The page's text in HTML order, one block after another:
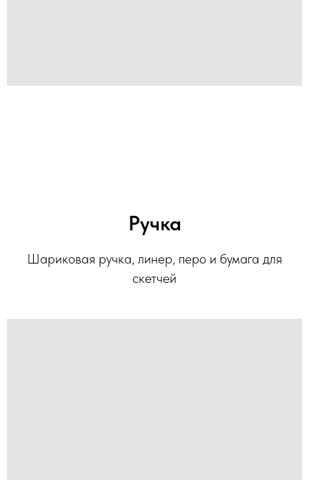
Ручка
Шариковая ручка, линер, перо и бумага для
скетчей